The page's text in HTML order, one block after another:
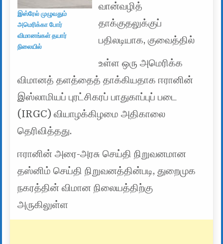
இஸ்ரேல் முழுவதும்
அமெரிக்கா போர்
விமானங்கள் தயார்
நிலையில்
வான்வழித்
தாக்குதலுக்குப்
பதிலடியாக, குவைத்தில்
உள்ள ஒரு அமெரிக்க
விமானத் தளத்தைத் தாக்கியதாக ஈரானின்
இஸ்லாமியப் புரட்சிகரப் பாதுகாப்புப் படை
(IRGC) வியாழக்கிழமை அதிகாலை
தெரிவித்தது.
ஈரானின் அரை-அரசு செய்தி நிறுவனமான
தஸ்னிம் செய்தி நிறுவனத்தின்படி, துறைமுக
நகரத்தின் விமான நிலையத்திற்கு
அருகிலுள்ள